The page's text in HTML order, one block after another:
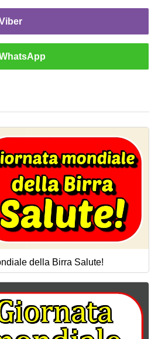
della Birra Salute!